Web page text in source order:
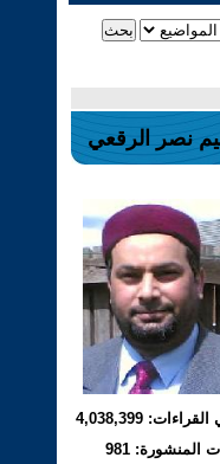
نصر الرقعي
4,038,399
المنشورة: 981